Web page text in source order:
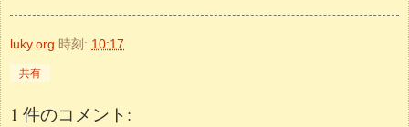
luky.org 時刻: 10:17
共有
1 件のコメント: